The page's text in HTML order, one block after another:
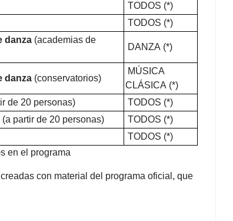
TODOS (*)
TODOS (*)
danza (academias de
DANZA (*)
danza (conservatorios)
MÚSICA
CLÁSICA (*)
de 20 personas)
TODOS (*)
(a partir de 20 personas)
TODOS (*)
TODOS (*)
en el programa
con material del programa oficial, que